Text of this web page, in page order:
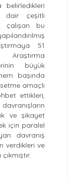
belirledikleri
dair çeşitli
çalışan bu
51
Araştırma
büyük
başında
amaçlı
ettikleri,
ve şikayet
için paralel
davranış
verdikleri ve